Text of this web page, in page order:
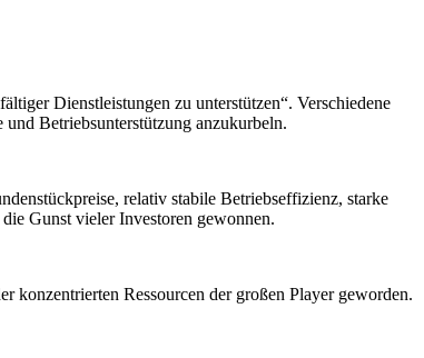
Dienstleistungen zu unterstützen“. Verschiedene
Betriebsunterstützung anzukurbeln.
relativ stabile Betriebseffizienz, starke
Gunst vieler Investoren gewonnen.
konzentrierten Ressourcen der großen Player geworden.